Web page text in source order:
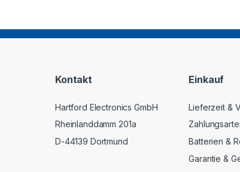
Kontakt
Hartford Electronics GmbH
Rheinlanddamm 201a
D-44139 Dortmund
Einkauf
Lieferzeit &
Batterien &
Garantie &